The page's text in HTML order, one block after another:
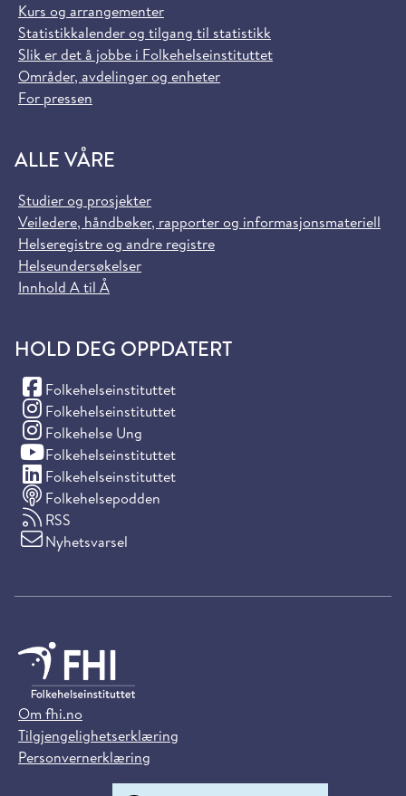
Kurs og arrangementer
Statistikkalender og tilgang til statistikk
Slik er det å jobbe i Folkehelseinstituttet
Områder, avdelinger og enheter
For pressen
ALLE VÅRE
Studier og prosjekter
Veiledere, håndbøker, rapporter og informasjonsmateriell
Helseregistre og andre registre
Helseundersøkelser
Innhold A til Å
HOLD DEG OPPDATERT
Folkehelseinstituttet
(Facebook)
Folkehelseinstituttet
(Instagram)
Folkehelse Ung
(Instagram)
Folkehelseinstituttet
(YouTube)
Folkehelseinstituttet
(LinkedIn)
Folkehelsepodden
RSS
Nyhetsvarsel
Om fhi.no
Tilgjengelighetserklæring
Personvernerklæring